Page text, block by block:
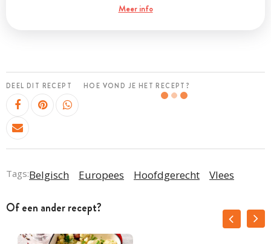
Meer info
DEEL DIT RECEPT HOE VOND JE HET RECEPT?
Tags:Belgisch Europees Hoofdgerecht Vlees
Of een ander recept?